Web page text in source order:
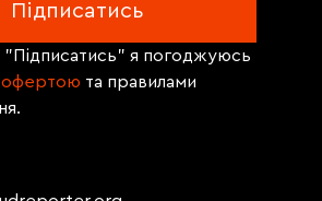
"Підписатись" я погоджуюсь
офертою та правилами